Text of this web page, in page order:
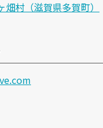
畑村（滋賀県多賀町）